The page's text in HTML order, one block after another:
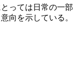
っては日常の一部
向を示している。